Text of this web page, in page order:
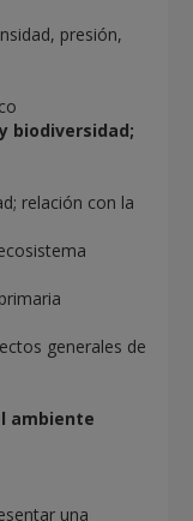
presión,
biodiversidad;
relación con la
generales de
ambiente
una